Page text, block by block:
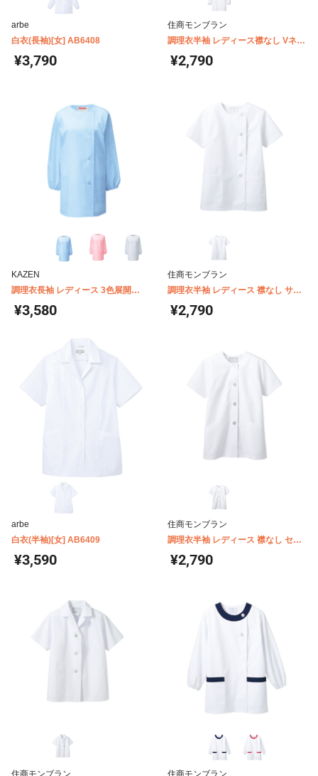
arbe
白衣(長袖)[女] AB6408
¥3,790
住商モンブラン
調理衣半袖 レディース襟なし Vネッ
ク 住商モンブラン 1-011
¥2,790
KAZEN
調理衣長袖 レディース 3色展開
KAZEN 750
¥3,580
住商モンブラン
調理衣半袖 レディース 襟なし サイ
ドボタン 住商モンブラン 1-022
¥2,790
arbe
白衣(半袖)[女] AB6409
¥3,590
住商モンブラン
調理衣半袖 レディース 襟なし セン
ターボタン 住商モンブラン 1-032
¥2,790
住商モンブラン 住商モンブラン